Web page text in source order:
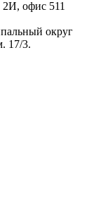
2И, офис 511
округ
17/3.